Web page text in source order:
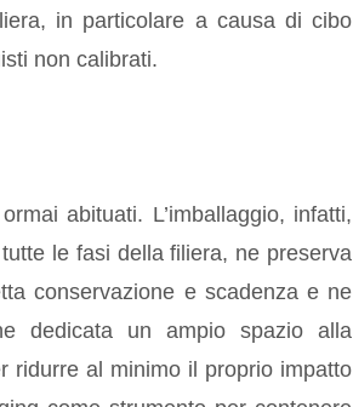
in particolare a causa di cibo
non calibrati.
abituati. L’imballaggio, infatti,
le fasi della filiera, ne preserva
conservazione e scadenza e ne
dedicata un ampio spazio alla
ridurre al minimo il proprio impatto